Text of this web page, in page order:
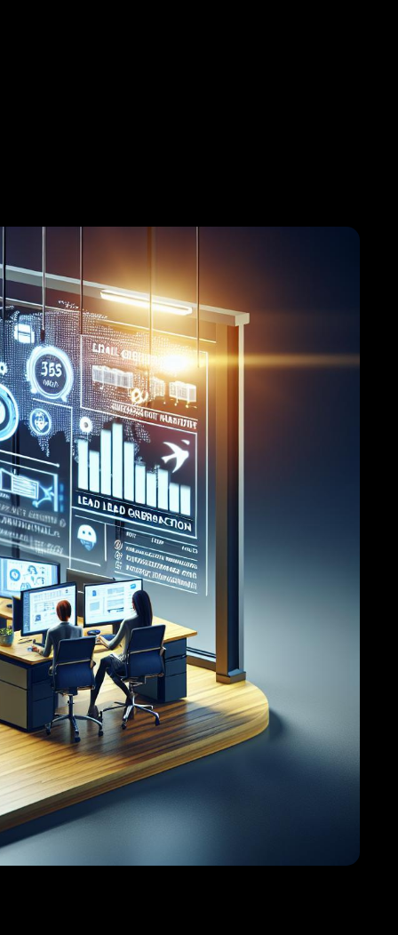
Kalkulator
Produktflyer